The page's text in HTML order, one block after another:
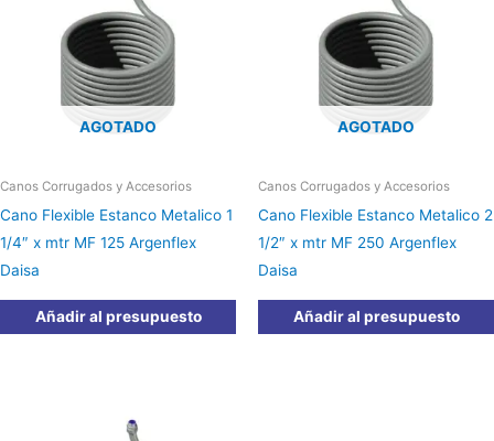
AGOTADO
Canos Corrugados y Accesorios
Cano Flexible Estanco Metalico 1
1/4″ x mtr MF 125 Argenflex
Daisa
Añadir al presupuesto
AGOTADO
Canos Corrugados y Accesorios
Cano Flexible Estanco Metalico 2
1/2″ x mtr MF 250 Argenflex
Daisa
Añadir al presupuesto